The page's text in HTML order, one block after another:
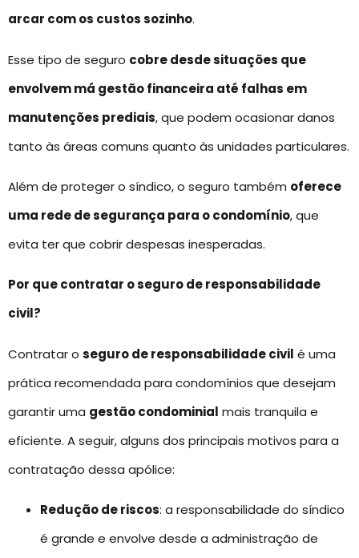
arcar com os custos sozinho.
Esse tipo de seguro cobre desde situações que
envolvem má gestão financeira até falhas em
manutenções prediais, que podem ocasionar danos
tanto às áreas comuns quanto às unidades particulares.
Além de proteger o síndico, o seguro também oferece
uma rede de segurança para o condomínio, que
evita ter que cobrir despesas inesperadas.
Por que contratar o seguro de responsabilidade
civil?
Contratar o seguro de responsabilidade civil é uma
prática recomendada para condomínios que desejam
garantir uma gestão condominial mais tranquila e
eficiente. A seguir, alguns dos principais motivos para a
contratação dessa apólice:
Redução de riscos: a responsabilidade do síndico
é grande e envolve desde a administração de